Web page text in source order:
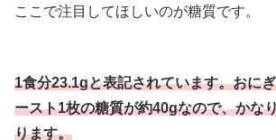
ここで注目してほしいのが糖質です。
1食分23.1gと表記されています。おに
ースト1枚の糖質が約40gなので、かな
ります。